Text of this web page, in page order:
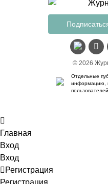
© 2026
Отдельные
информацию,
Главная
Вход
Вход
Регистрация